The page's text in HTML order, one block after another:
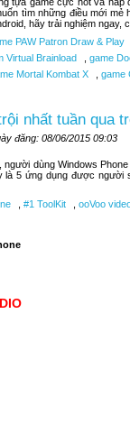
tìm những điều mới
hãy trải nghiệm ngay,
PAW Patron Draw & Play
Virtual Brainload
game
Mortal Kombat X game
nhất tuần qua
đăng: 08/06/2015 09:03
người dùng Windows
5 ứng dụng được người
#1 ToolKit
ooVoo